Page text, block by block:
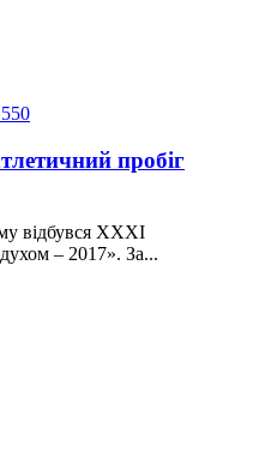
пробіг
відбувся XXХІ
– 2017». За...